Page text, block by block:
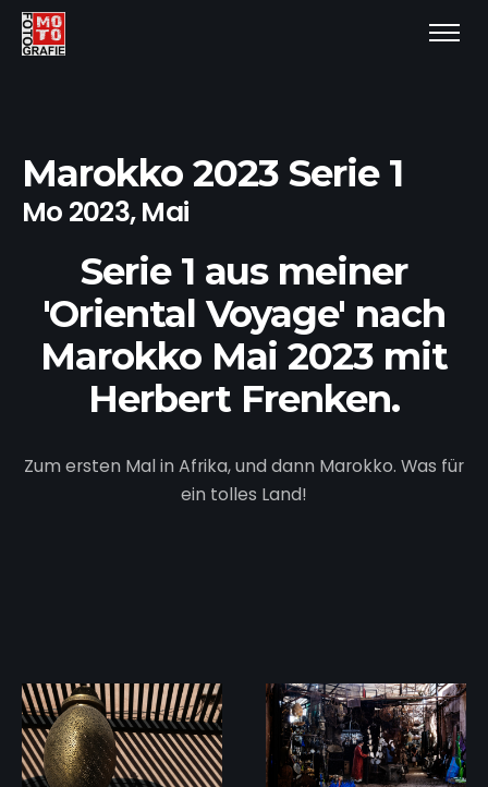
Marokko 2023 Serie 1
Mo 2023, Mai
Serie 1 aus meiner
'Oriental Voyage' nach
Marokko Mai 2023 mit
Herbert Frenken.
Zum ersten Mal in Afrika, und dann Marokko. Was für
ein tolles Land!